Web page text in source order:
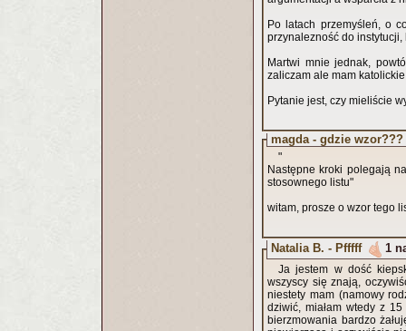
Po latach przemyśleń, o
przynalezność do
Martwi mnie jednak,
zaliczam ale mam
Pytanie jest, czy mieliście
magda - gdzie wzor???
"
Następne kroki polegają
stosownego listu"
witam, prosze o wzor tego
Natalia B. - Pfffff 1
Ja jestem w dość
wszyscy się znają,
niestety mam (namowy
dziwić, miałam wtedy z
bierzmowania bardzo żałuję, że do niego w ogóle